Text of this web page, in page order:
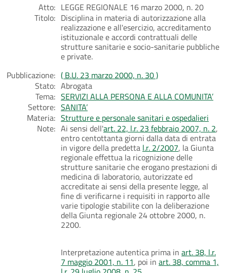
Atto: LEGGE REGIONALE 16 marzo 2000, n. 20
Titolo: Disciplina in materia di autorizzazione alla
realizzazione e all'esercizio, accreditamento
istituzionale e accordi contrattuali delle
strutture sanitarie e socio-sanitarie pubbliche
e private.
Pubblicazione: ( B.U. 23 marzo 2000, n. 30 )
Stato: Abrogata
Tema: SERVIZI ALLA PERSONA E ALLA COMUNITA’
Settore: SANITA’
Materia: Strutture e personale sanitari e ospedalieri
Note: Ai sensi dell'art. 22, l.r. 23 febbraio 2007, n. 2,
entro centottanta giorni dalla data di entrata
in vigore della predetta l.r. 2/2007, la Giunta
regionale effettua la ricognizione delle
strutture sanitarie che erogano prestazioni di
medicina di laboratorio, autorizzate ed
accreditate ai sensi della presente legge, al
fine di verificarne i requisiti in rapporto alle
varie tipologie stabilite con la deliberazione
della Giunta regionale 24 ottobre 2000, n.
2200.
Interpretazione autentica prima in art. 38, l.r.
7 maggio 2001, n. 11, poi in art. 38, comma 1,